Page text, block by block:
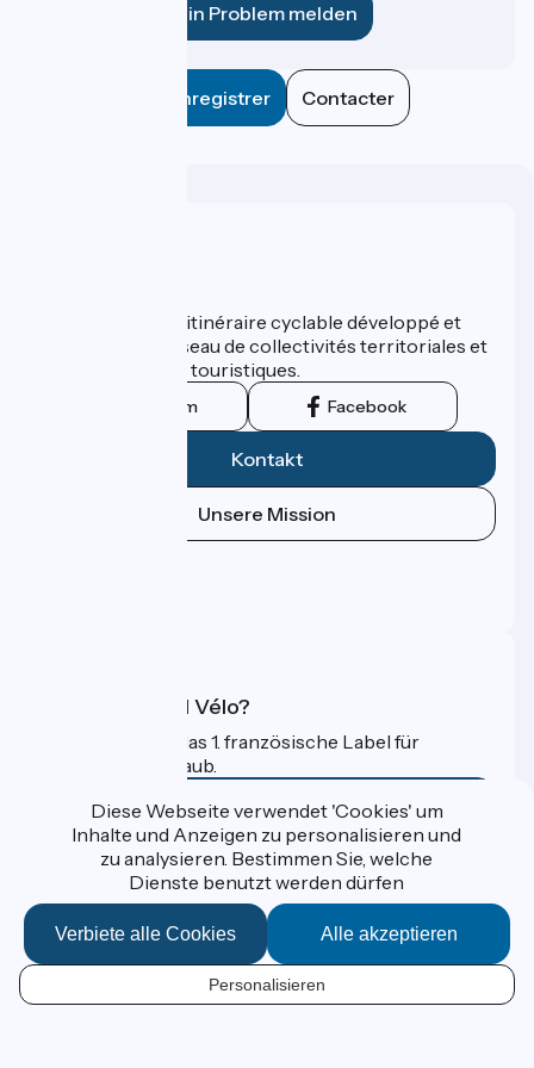
DE
Ein Problem melden
Enregistrer Contacter
ViaRhôna est un itinéraire cyclable développé et
promu par un réseau de collectivités territoriales et
leurs institutions touristiques.
Instagram Facebook
Kontakt
Unsere Mission
Was ist Accueil Vélo?
Accueil Vélo ist das 1. französische Label für
Radfahrer im Urlaub.
Mehr erfahren
Gefördert im Rahmen von Destination France
Données personnelles
Espace Presse
Diese Webseite verwendet 'Cookies' um
Inhalte und Anzeigen zu personalisieren und
zu analysieren. Bestimmen Sie, welche
Dienste benutzt werden dürfen
Alle akzeptieren
Verbiete alle Cookies
Personalisieren